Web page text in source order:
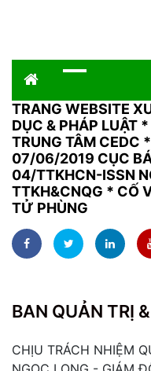
TRANG WEBSITE
DỤC & PHÁP LUẬT *
TRUNG TÂM CEDC
07/06/2019 CỤC
04/TTKHCN-ISSN
TTKH&CNQG * CỐ
TỬ PHÙNG
BAN QUẢN TRỊ
CHỊU TRÁCH NHIỆM